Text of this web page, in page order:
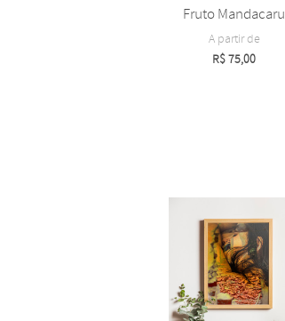
Fruto Mandacaru
A partir de
R$75,00